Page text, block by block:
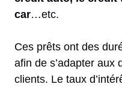
car…etc.
Ces prêts ont des
afin de s’adapter aux
clients. Le taux